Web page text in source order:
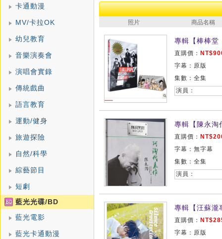
卡通動漫
MV/卡拉OK
幼兒教育
音樂演奏會
演唱會實錄
傳統戲曲
語言教育
運動/健身
旅遊探險
自然/科學
綜藝節目
短劇
藍光光碟/BD
藍光電影
藍光卡通動漫
照片 商品名稱
專輯【棒棒堂
直購價：
字幕：原版
集數：全集
演員：
專輯【陳永淘
直購價：
字幕：無字幕
集數：全集
演員：
專輯【汪蘇瀧
直購價：
字幕：原版